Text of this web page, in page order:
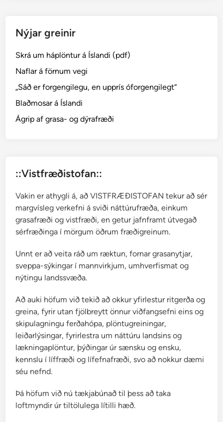
k
v
í
l
u
m
r
a
Nýjar greinir
Skrá um háplöntur á Íslandi (pdf)
Naflar á förnum vegi
„Sáð er forgengilegu, en upprís óforgengilegt“
Blaðmosar á Íslandi
Ágrip af grasa- og dýrafræði
::Vistfræðistofan::
Vakin er athygli á, að VISTFRÆÐISTOFAN tekur að sér
margvísleg verkefni á sviði náttúrufræða, einkum
grasafræði og vistfræði, en getur jafnframt útvegað
sérfræðinga í mörgum öðrum fræðigreinum.
Unnt er að veita ráð um ræktun, fornar grasanytjar,
sveppa-sýkingar í mannvirkjum, umhverfismat og
nýtingu landssvæða.
Að auki höfum við tekið að okkur yfirlestur ritgerða og
greina, fyrir utan fjölbreytt önnur viðfangsefni eins og
skipulagningu ferðahópa, plöntugreiningar,
leiðarlýsingar, fyrirlestra um náttúru landsins og
lækningaplöntur, þýðingar úr sænsku og ensku,
kennslu í líffræði og lífefnafræði, svo að nokkur dæmi
séu nefnd.
Þá höfum við nú tækjabúnað til þess að taka
loftmyndir úr tiltölulega lítilli hæð.